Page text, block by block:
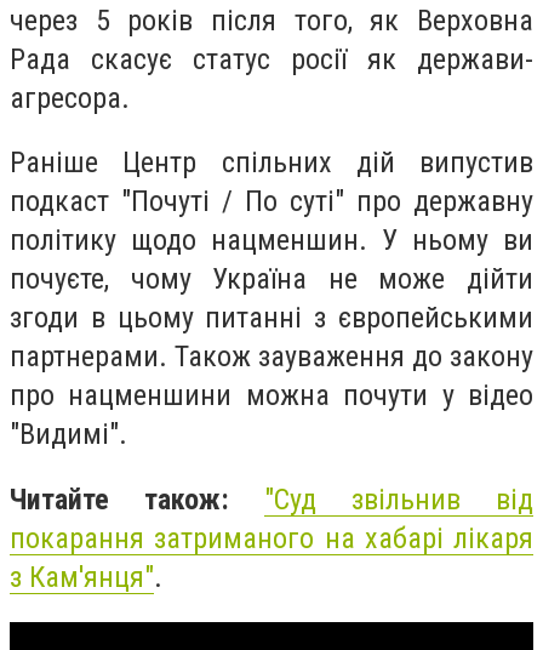
через 5 років після того, як Верховна
Рада скасує статус росії як держави-
агресора.
Раніше Центр спільних дій випустив
подкаст "Почуті / По суті" про державну
політику щодо нацменшин. У ньому ви
почуєте, чому Україна не може дійти
згоди в цьому питанні з європейськими
партнерами. Також зауваження до закону
про нацменшини можна почути у відео
"Видимі".
Читайте також: "Суд звільнив від
покарання затриманого на хабарі лікаря
з Кам'янця".